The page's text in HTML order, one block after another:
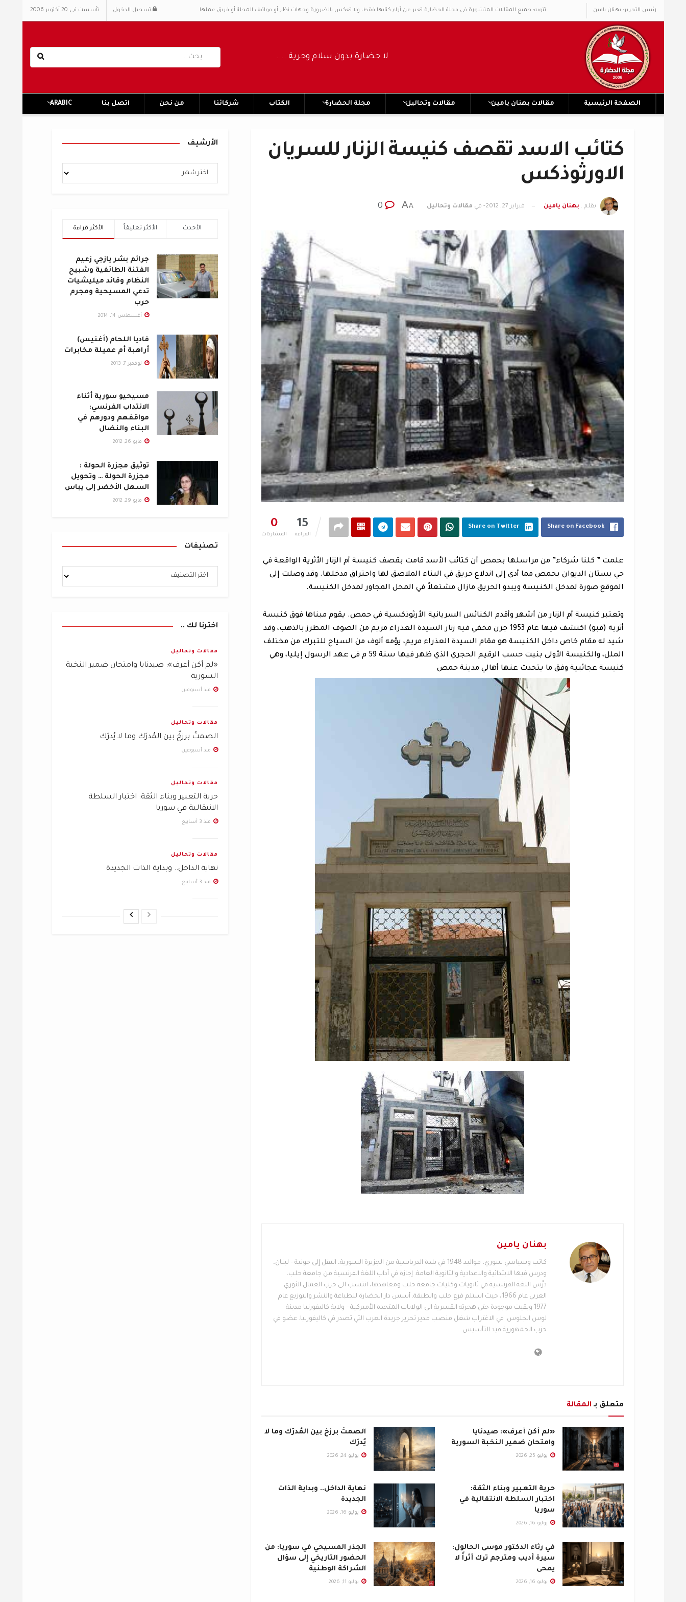
رئيس التحرير: بهنان يامين تنويه: جميع المقالات المنشورة في مجلة الحضارة تعبر عن آراء كتابها فقط، ولا تعكس بالضرورة وجهات نظر أو مواقف المجلة أو فريق عملها. تسجيل الدخول تأسست في 20 أكتوبر 2006
لا حضارة بدون سلام وحرية ..... No civilization without peace and freedom
الصفحة الرئيسية مقالات بهنان يامين مقالات وتحاليل مجلة الحضارة الكتاب شركائنا من نحن اتصل بنا ARABIC
كتائب الاسد تقصف كنيسة الزنار للسريان
الاورثوذكس
بقلم . بهنان يامين فبراير 27, 2012 - في مقالات وتحاليل A
A
0
المشاركات
15
القراءة
Share on Facebook
Share on Twitter
علمت ” كلنا شركاء” من مراسلها بحمص أن كتائب الأسد قامت بقصف كنيسة أم الزنار الأثرية الواقعة في
حي بستان الديوان بحمص مما أدى إلى اندلاع حريق في البناء الملاصق لها واحتراق مدخلها. وقد وصلت إلى
الموقع صورة لمدخل الكنيسة ويبدو الحريق مازال مشتعلاً في المحل المجاور لمدخل الكنيسة.
وتعتبر كنيسة أم الزنار من أشهر وأقدم الكنائس السريانية الأرثوذكسية في حمص. يقوم مبناها فوق كنيسة
أثرية (قبو) اكتشف فيها عام 1953 جرن مخفي فيه زنار السيدة العذراء مريم من الصوف المطرز بالذهب، وقد
شيد له مقام خاص داخل الكنيسة هو مقام السيدة العذراء مريم، يؤمه ألوف من السياح للتبرك من مختلف
الملل، والكنيسة الأولى بنيت حسب الرقيم الحجري الذي ظهر فيها سنة 59 م في عهد الرسول إيليا، وهي
كنيسة عجائبية وفق ما يتحدث عنها أهالي مدينة حمص
بهنان يامين
كاتب وسياسي سوري، مواليد 1948 في بلدة الدرباسية من الجزيرة السورية، انتقل إلى جونية – لبنان،
ودرس فيها الابتدائية والاعدادية والثانوية العامة. إجازة في آداب اللغة الفرنسية من جامعة حلب،
درَّس اللغة الفرنسية في ثانويات وكليات جامعة حلب ومعاهدها، انتسب الى حزب العمال الثوري
العربي عام 1966، حيث استلم فرع حلب والطبقة. أسس دار الحضارة للطباعة والنشر والتوزيع عام
1977 وبقيت موجودة حتى هجرته القسرية الى الولايات المتحدة الأميركية – ولاية كاليفورنيا مدينة
لوس انجلوس. في الاغتراب شغل منصب مدير تحرير جريدة العرب التي تصدر في كاليفورنيا. عضو في
حزب الجمهورية قيد التأسيس.
متعلق بـ المقالة
«لم أكن أعرف»: صيدنايا
وامتحان ضمير النخبة السورية
يوليو 25, 2026
الصمتُ برزخٌ بين المُدرَك وما لا
يُدرَك
يوليو 24, 2026
حرية التعبير وبناء الثقة:
اختبار السلطة الانتقالية في
سوريا
يوليو 16, 2026
نهاية الداخل.. وبداية الذات
الجديدة
يوليو 16, 2026
في رثاء الدكتور موسى الحالول:
سيرة أديب ومترجم ترك أثراً لا
يمحى
يوليو 16, 2026
الجذر المسيحي في سوريا: من
الحضور التاريخي إلى سؤال
الشراكة الوطنية
يوليو 11, 2026
الأرشيف
الأكثر قراءة الأكثر تعليقاً الأحدث
جرائم بشر يازجي زعيم
الفتنة الطائفية وشبيح
النظام وقائد ميليشيات
تدعي المسيحية ومجرم
حرب
أغسطس 14, 2014
فاديا اللحام (أغنيس)
أراهبة أم عميلة مخابرات
نوفمبر 7, 2013
مسيحيو سورية أثناء
الانتداب الفرنسي:
مواقفهم ودورهم في
البناء والنضال
مايو 26, 2012
توثيق مجزرة الحولة :
مجزرة الحولة … وتحويل
السهل الأخضر إلى يباس
مايو 29, 2012
تصنيفات
اخترنا لك ..
مقالات وتحاليل
«لم أكن أعرف»: صيدنايا وامتحان ضمير النخبة
السورية
منذ أسبوعين
مقالات وتحاليل
الصمتُ برزخٌ بين المُدرَك وما لا يُدرَك
منذ أسبوعين
مقالات وتحاليل
حرية التعبير وبناء الثقة: اختبار السلطة
الانتقالية في سوريا
منذ 3 أسابيع
مقالات وتحاليل
نهاية الداخل.. وبداية الذات الجديدة
منذ 3 أسابيع